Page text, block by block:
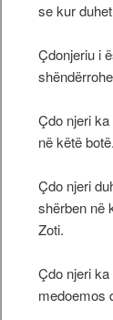
se kur
Çdonjeriu i
Çdo njeri
në këtë
Çdo njeri
shërben në
Zoti.
Çdo njeri
medoemos